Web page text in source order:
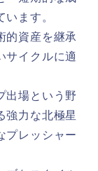
ます。
的資産を継承
サイクルに適
出場という野
強力な北極星
プレッシャー